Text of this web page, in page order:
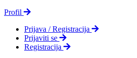
Profil
Prijava / Registracija
Prijaviti se
Registracija